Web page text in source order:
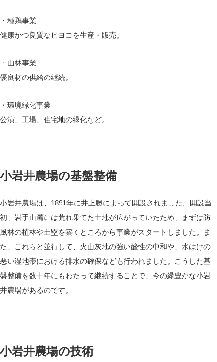
・種鶏事業
健康かつ良質なヒヨコを生産・販売。
・山林事業
優良材の供給の継続。
・環境緑化事業
公演、工場、住宅地の緑化など。
小岩井農場の基盤整備
小岩井農場は、1891年に井上勝によって開設されました。開設当
初、岩手山麓には荒れ果てた土地が広がっていたため、まずは防
風林の植林や土塁を築くところから事業がスタートしました。ま
た、これらと並行して、火山灰地の強い酸性の中和や、水はけの
悪い湿地帯における排水の確保なども行われました。こうした基
盤整備を数十年にもわたって継続することで、今の緑豊かな小岩
井農場があるのです。
小岩井農場の技術